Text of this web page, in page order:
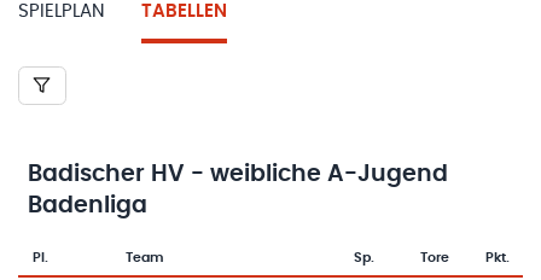
SPIELPLAN TABELLEN
Badischer HV - weibliche A-Jugend
Badenliga
Pl.
Team-Logo
Team Sp. Tore Pkt.